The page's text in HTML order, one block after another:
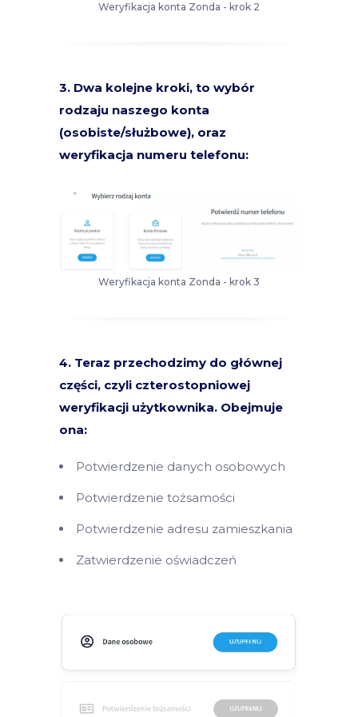
Weryfikacja konta Zonda - krok 2
3. Dwa kolejne kroki, to wybór
rodzaju naszego konta
(osobiste/służbowe), oraz
weryfikacja numeru telefonu:
Weryfikacja konta Zonda - krok 3
4. Teraz przechodzimy do głównej
części, czyli czterostopniowej
weryfikacji użytkownika. Obejmuje
ona:
Potwierdzenie danych osobowych
Potwierdzenie tożsamości
Potwierdzenie adresu zamieszkania
Zatwierdzenie oświadczeń